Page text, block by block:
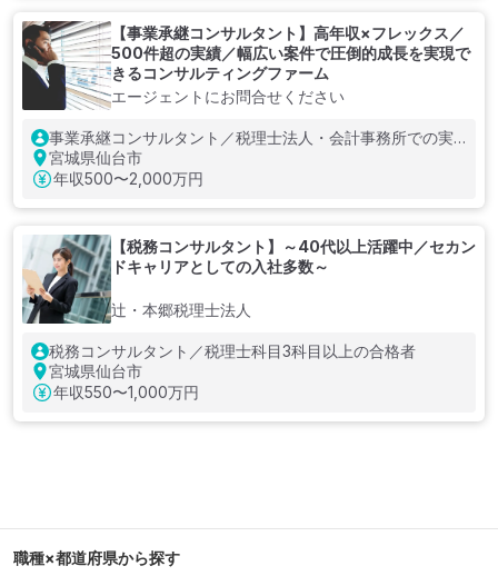
【事業承継コンサルタント】高年収×フレックス／
500件超の実績／幅広い案件で圧倒的成長を実現で
きるコンサルティングファーム
エージェントにお問合せください
事業承継コンサルタント／税理士法人・会計事務所での実
務、科目合格者、M&A経験のいずれか／簿記2級以上
宮城県仙台市
年収500〜2,000万円
【税務コンサルタント】～40代以上活躍中／セカン
ドキャリアとしての入社多数～
辻・本郷税理士法人
税務コンサルタント／税理士科目3科目以上の合格者
宮城県仙台市
年収550〜1,000万円
職種×都道府県から探す